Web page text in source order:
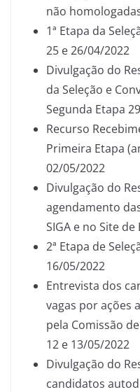
não
1ª Etapa da
25 e 26/04/2022
Divulgação do
da Seleção e
Segunda Etapa
Recurso
Primeira Etapa
02/05/2022
Divulgação do
agendamento
SIGA e no Site
2ª Etapa de
16/05/2022
Entrevista dos
vagas por ações
pela Comissão
12 e 13/05/2022
Divulgação do
candidatos